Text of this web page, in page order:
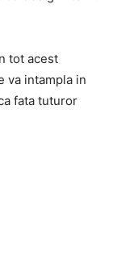
tot acest
va intampla in
fata tuturor